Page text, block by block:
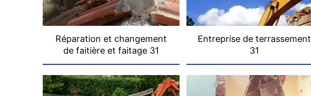
Réparation et changement
de faitière et faitage 31
Entreprise de terrassement
31